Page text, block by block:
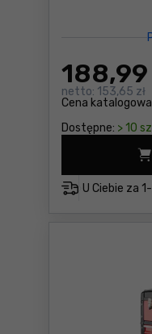
Cena
188,99
netto: 153,65 zł
Dostępne: > 10
U Ciebie za